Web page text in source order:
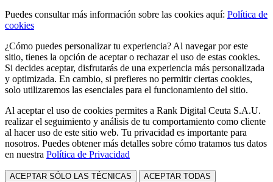
Puedes consultar más información sobre las cookies aquí: Política de
cookies
¿Cómo puedes personalizar tu experiencia? Al navegar por este
sitio, tienes la opción de aceptar o rechazar el uso de estas cookies.
Si decides aceptar, disfrutarás de una experiencia más personalizada
y optimizada. En cambio, si prefieres no permitir ciertas cookies,
solo utilizaremos las esenciales para el funcionamiento del sitio.
Al aceptar el uso de cookies permites a Rank Digital Ceuta S.A.U.
realizar el seguimiento y análisis de tu comportamiento como cliente
al hacer uso de este sitio web. Tu privacidad es importante para
nosotros. Puedes obtener más detalles sobre cómo tratamos tus datos
en nuestra Política de Privacidad
ACEPTAR SÓLO LAS TÉCNICAS ACEPTAR TODAS